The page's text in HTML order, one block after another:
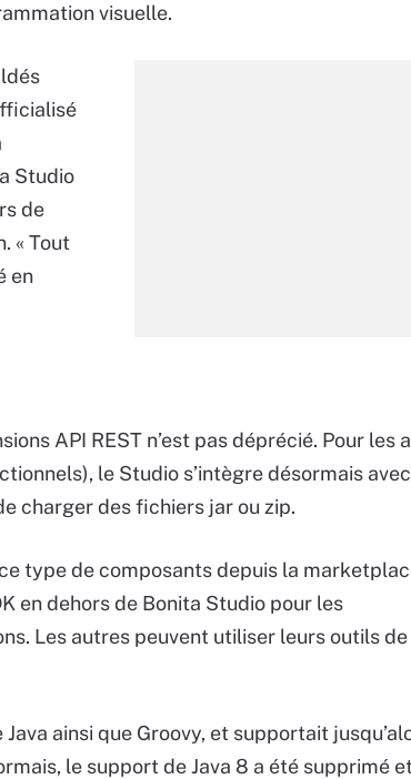
visuelle.
Studio
de
« Tout
en
API REST n’est pas déprécié. Pour les
le Studio s’intègre désormais
charger des fichiers jar ou zip.
type de composants depuis la
en dehors de Bonita Studio pour les
Les autres peuvent utiliser leurs outils de
ainsi que Groovy, et supportait
le support de Java 8 a été supprimé et